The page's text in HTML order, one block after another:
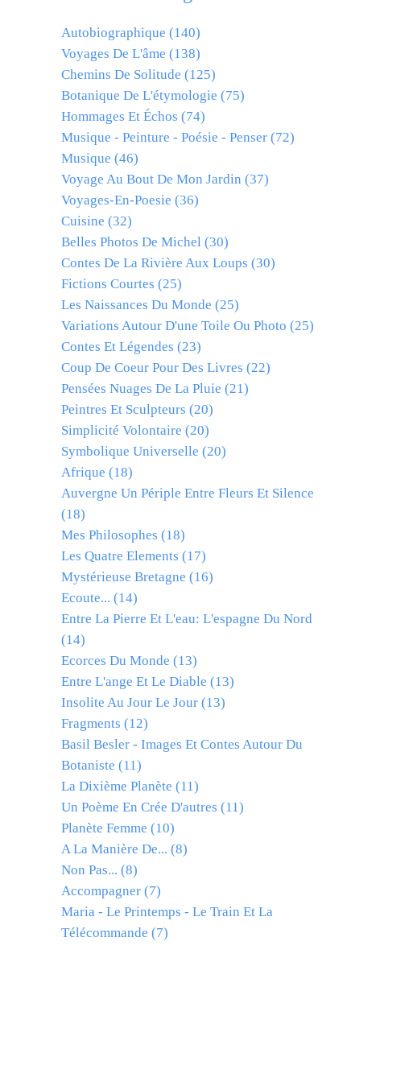
Autobiographique (140)
Voyages De L'âme (138)
Chemins De Solitude (125)
Botanique De L'étymologie (75)
Hommages Et Échos (74)
Musique - Peinture - Poésie - Penser (72)
Musique (46)
Voyage Au Bout De Mon Jardin (37)
Voyages-En-Poesie (36)
Cuisine (32)
Belles Photos De Michel (30)
Contes De La Rivière Aux Loups (30)
Fictions Courtes (25)
Les Naissances Du Monde (25)
Variations Autour D'une Toile Ou Photo (25)
Contes Et Légendes (23)
Coup De Coeur Pour Des Livres (22)
Pensées Nuages De La Pluie (21)
Peintres Et Sculpteurs (20)
Simplicité Volontaire (20)
Symbolique Universelle (20)
Afrique (18)
Auvergne Un Périple Entre Fleurs Et Silence
(18)
Mes Philosophes (18)
Les Quatre Elements (17)
Mystérieuse Bretagne (16)
Ecoute... (14)
Entre La Pierre Et L'eau: L'espagne Du Nord
(14)
Ecorces Du Monde (13)
Entre L'ange Et Le Diable (13)
Insolite Au Jour Le Jour (13)
Fragments (12)
Basil Besler - Images Et Contes Autour Du
Botaniste (11)
La Dixième Planète (11)
Un Poème En Crée D'autres (11)
Planète Femme (10)
A La Manière De... (8)
Non Pas... (8)
Accompagner (7)
Maria - Le Printemps - Le Train Et La
Télécommande (7)